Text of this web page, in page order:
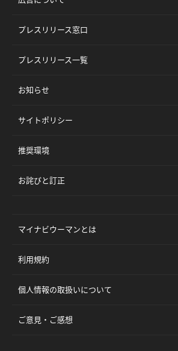
プレスリリース窓口
プレスリリース一覧
お知らせ
サイトポリシー
推奨環境
お詫びと訂正
マイナビウーマンとは
利用規約
個人情報の取扱いについて
ご意見・ご感想